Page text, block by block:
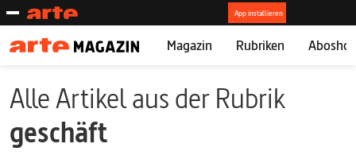
Magazin Rubriken
Alle Artikel aus der Rubrik
geschäft